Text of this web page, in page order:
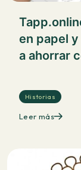
en papel
a ahorrar
Historias
Leer más